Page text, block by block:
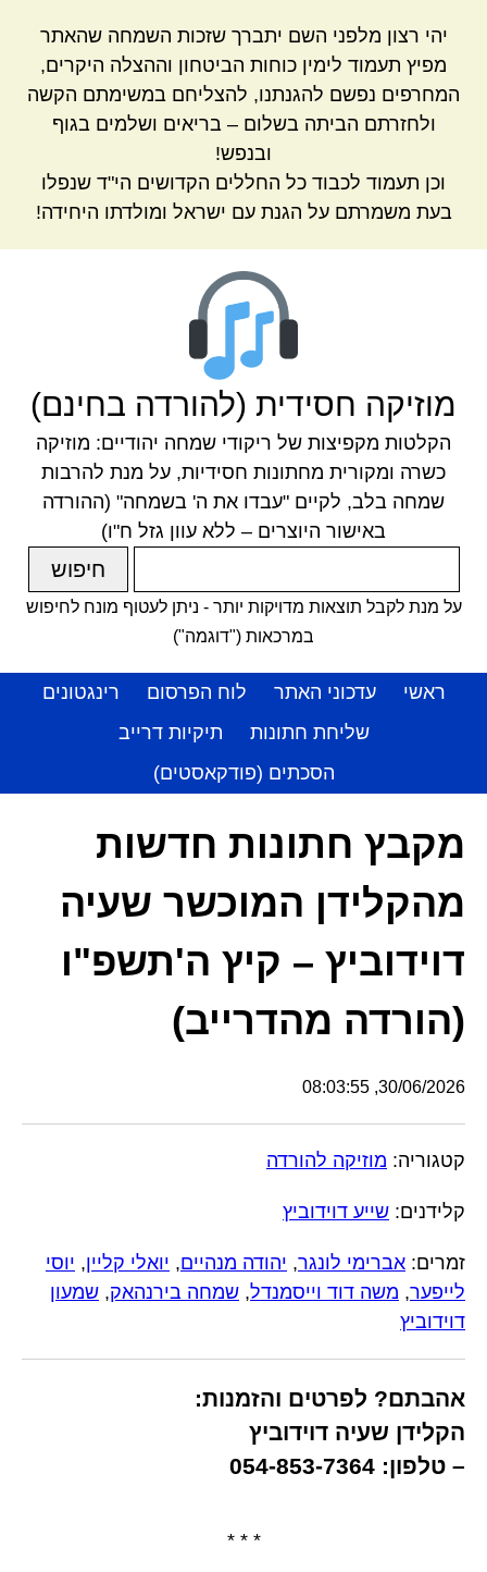
יהי רצון מלפני השם יתברך שזכות השמחה שהאתר
מפיץ תעמוד לימין כוחות הביטחון וההצלה היקרים,
המחרפים נפשם להגנתנו, להצליחם במשימתם הקשה
ולחזרתם הביתה בשלום – בריאים ושלמים בגוף
ובנפש!
וכן תעמוד לכבוד כל החללים הקדושים הי"ד שנפלו
בעת משמרתם על הגנת עם ישראל ומולדתו היחידה!
מוזיקה חסידית (להורדה בחינם)
הקלטות מקפיצות של ריקודי שמחה יהודיים: מוזיקה
כשרה ומקורית מחתונות חסידיות, על מנת להרבות
שמחה בלב, לקיים "עבדו את ה' בשמחה" (ההורדה
באישור היוצרים – ללא עוון גזל ח"ו)
על מנת לקבל תוצאות מדויקות יותר - ניתן לעטוף מונח לחיפוש
במרכאות ("דוגמה")
ראשי עדכוני האתר לוח הפרסום
רינגטונים
שליחת חתונות
תיקיות דרייב
הסכתים (פודקאסטים)
מקבץ חתונות חדשות
מהקלידן המוכשר שעיה
דוידוביץ – קיץ ה'תשפ"ו
(הורדה מהדרייב)
30/06/2026, 08:03:55
קטגוריה: מוזיקה להורדה
קלידנים: שייע דוידוביץ
זמרים: אברימי לונגר, יהודה מנהיים, יואלי קליין, יוסי
לייפער, משה דוד וייסמנדל, שמחה בירנהאק, שמעון
דוידוביץ
אהבתם? לפרטים והזמנות:
הקלידן שעיה דוידוביץ
– טלפון: 054-853-7364
* * *